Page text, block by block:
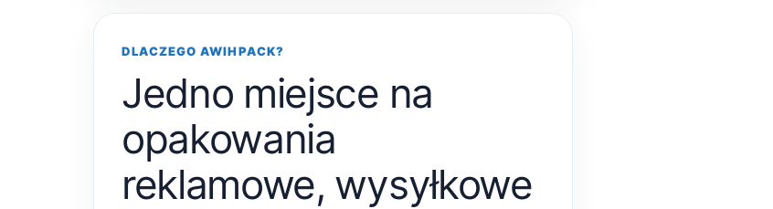
DLACZEGO AWIHPACK?
Jedno miejsce na
opakowania
reklamowe, wysyłkowe